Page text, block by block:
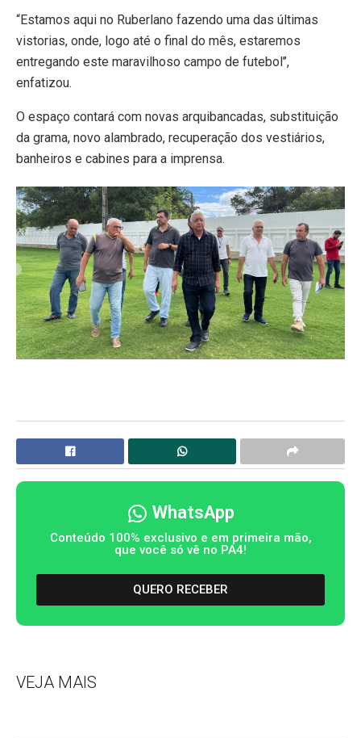
“Estamos aqui no Ruberlano fazendo uma das últimas
vistorias, onde, logo até o final do mês, estaremos
entregando este maravilhoso campo de futebol’’,
enfatizou.
O espaço contará com novas arquibancadas, substituição
da grama, novo alambrado, recuperação dos vestiários,
banheiros e cabines para a imprensa.
WhatsApp
Conteúdo 100% exclusivo e em primeira mão,
que você só vê no PA4!
QUERO RECEBER
VEJA MAIS